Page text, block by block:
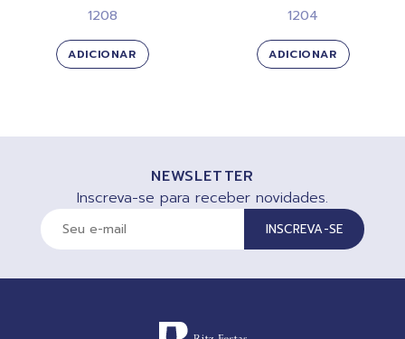
1208
ADICIONAR
1204
ADICIONAR
NEWSLETTER
Inscreva-se para receber novidades.
INSCREVA-SE